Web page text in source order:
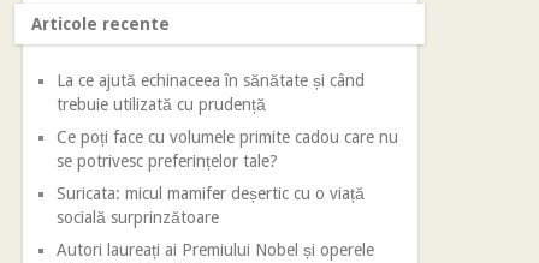
Articole recente
La ce ajută echinaceea în sănătate și când
trebuie utilizată cu prudență
Ce poți face cu volumele primite cadou care nu
se potrivesc preferințelor tale?
Suricata: micul mamifer deșertic cu o viață
socială surprinzătoare
Autori laureați ai Premiului Nobel și operele